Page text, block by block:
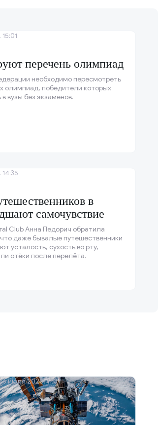
перечень олимпиад
необходимо пересмотреть
олимпиад, победители которых
вузы без экзаменов.
в
самочувствие
Club Анна Педорич обратила
даже бывалые путешественники
усталость, сухость во рту,
отёки после перелёта.
июля 2026, 11:01